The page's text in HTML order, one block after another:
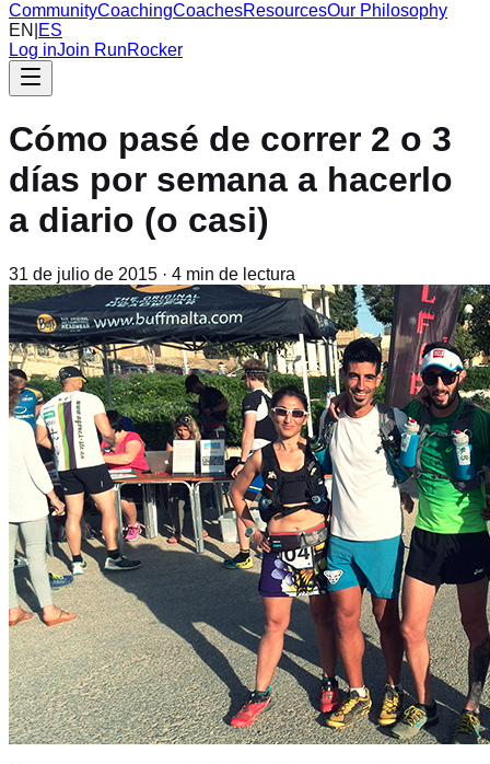
CommunityCoachingCoachesResourcesOur Philosophy
EN ES
Log inJoin RunRocker
Cómo pasé de correr 2 o 3
días por semana a hacerlo
a diario (o casi)
31 de julio de 2015 · 4 min de lectura